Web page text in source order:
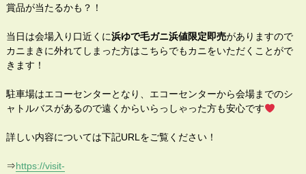
賞品が当たるかも？！
当日は会場入り口近くに浜ゆで毛ガニ浜値限定即売がありますので
カニまきに外れてしまった方はこちらでもカニをいただくことがで
きます！
駐車場はエコーセンターとなり、エコーセンターから会場までのシ
ャトルバスがあるので遠くからいらっしゃった方も安心です
詳しい内容については下記URLをご覧ください！
⇒https://visit-